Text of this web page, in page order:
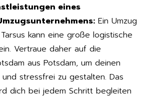
eines
Ein Umzug
kann eine große logistische
Vertraue daher auf die
aus Potsdam, um deinen
stressfrei zu gestalten. Das
dich bei jedem Schritt begleiten